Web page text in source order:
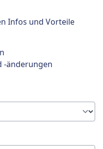
Infos und Vorteile
-änderungen